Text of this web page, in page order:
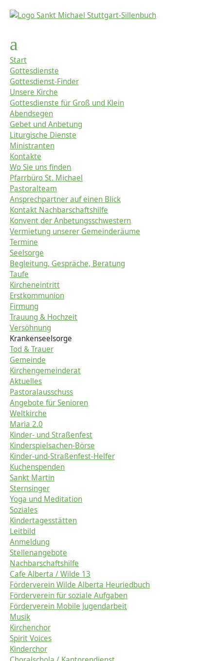
Start
Gottesdienste
Gottesdienst-Finder
Unsere Kirche
Gottesdienste für Groß und Klein
Abendsegen
Gebet und Anbetung
Liturgische Dienste
Ministranten
Kontakte
Wo Sie uns finden
Pfarrbüro St. Michael
Pastoralteam
Ansprechpartner auf einen Blick
Kontakt Nachbarschaftshilfe
Konvent der Anbetungsschwestern
Vermietung unserer Gemeinderäume
Termine
Seelsorge
Begleitung, Gespräche, Beratung
Taufe
Kircheneintritt
Erstkommunion
Firmung
Trauung & Hochzeit
Versöhnung
Krankenseelsorge
Tod & Trauer
Gemeinde
Kirchengemeinderat
Aktuelles
Pastoralausschuss
Angebote für Senioren
Weltkirche
Maria 2.0
Kinder- und Straßenfest
Kinderspielsachen-Börse
Kinder-und-Straßenfest-Helfer
Kuchenspenden
Sankt Martin
Sternsinger
Yoga und Meditation
Soziales
Kindertagesstätten
Leitbild
Anmeldung
Stellenangebote
Nachbarschaftshilfe
Cafe Alberta / Wilde 13
Förderverein Wilde Alberta Heuriedbuch
Förderverein für soziale Aufgaben
Förderverein Mobile Jugendarbeit
Musik
Kirchenchor
Spirit Voices
Kinderchor